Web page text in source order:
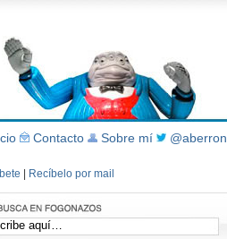
Contacto Sobre mí @aberron
Recíbelo por mail